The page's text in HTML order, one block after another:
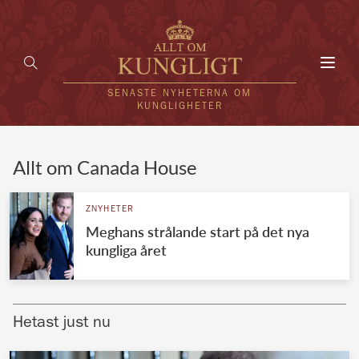
SENASTE NYHETERNA OM
KUNGLIGHETER
UTLÄNDSKT
VÄRLDENS KUNGAHUS
Brittiska kungahuset
Allt om Canada House
ZNYHETER
Meghans strålande start på det nya
kungliga året
Hetast just nu